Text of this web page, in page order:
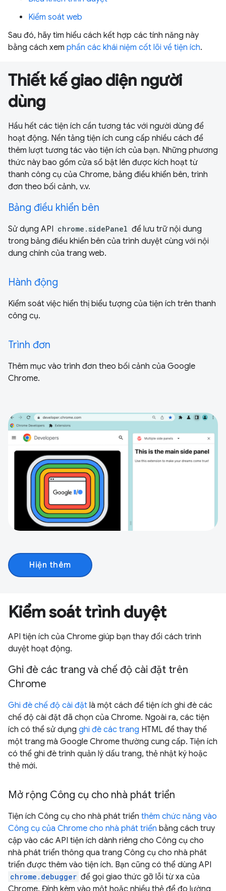
Kiểm soát web
Sau đó, hãy tìm hiểu cách kết hợp các tính năng này
bằng cách xem phần các khái niệm cốt lõi về tiện ích.
Thiết kế giao diện người
dùng
Hầu hết các tiện ích cần tương tác với người dùng để
hoạt động. Nền tảng tiện ích cung cấp nhiều cách để
thêm lượt tương tác vào tiện ích của bạn. Những phương
thức này bao gồm cửa sổ bật lên được kích hoạt từ
thanh công cụ của Chrome, bảng điều khiển bên, trình
đơn theo bối cảnh, v.v.
Bảng điều khiển bên
Sử dụng API chrome.sidePanel để lưu trữ nội dung
trong bảng điều khiển bên của trình duyệt cùng với nội
dung chính của trang web.
Hành động
Kiểm soát việc hiển thị biểu tượng của tiện ích trên thanh
công cụ.
Trình đơn
Thêm mục vào trình đơn theo bối cảnh của Google
Chrome.
Hiện thêm
Kiểm soát trình duyệt
API tiện ích của Chrome giúp bạn thay đổi cách trình
duyệt hoạt động.
Ghi đè các trang và chế độ cài đặt trên
Chrome
Ghi đè chế độ cài đặt là một cách để tiện ích ghi đè các
chế độ cài đặt đã chọn của Chrome. Ngoài ra, các tiện
ích có thể sử dụng ghi đè các trang HTML để thay thế
một trang mà Google Chrome thường cung cấp. Tiện ích
có thể ghi đè trình quản lý dấu trang, thẻ nhật ký hoặc
thẻ mới.
Mở rộng Công cụ cho nhà phát triển
Tiện ích Công cụ cho nhà phát triển thêm chức năng vào
Công cụ của Chrome cho nhà phát triển bằng cách truy
cập vào các API tiện ích dành riêng cho Công cụ cho
nhà phát triển thông qua trang Công cụ cho nhà phát
triển được thêm vào tiện ích. Bạn cũng có thể dùng API
chrome.debugger để gọi giao thức gỡ lỗi từ xa của